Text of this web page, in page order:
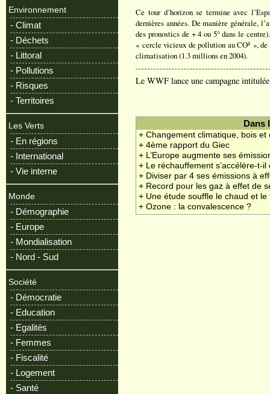
Environnement
- Climat
- Déchets
- Littoral
- Pollutions
- Risques
- Territoires
Les Verts
- En régions
- International
- Vie interne
Monde
- Démographie
- Europe
- Mondialisation
- Nord - Sud
Société
- Démocratie
- Education
- Egalités
- Femmes
- Fiscalité
- Logement
- Santé
Ce tour d’horizon se termine avec
dernières années. De manière générale,
des pronostics de + 4 ou 5° dans le
« cercle vicieux de pollution au CO² », de
climatisation (1.3 millions en 2004).
Le WWF lance une campagne
Dans
+ Changement climatique, bois et
+ 4ème rapport du Giec
+ L’Europe augmente ses
+ Le réchauffement s’accélère-t-il
+ Diviser par 4 ses émissions à
+ Record pour les gaz à effet de
+ Une étude souffle le chaud et le
+ Ozone : la convalescence ?